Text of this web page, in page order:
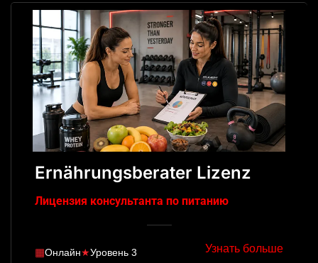
Ernährungsberater Lizenz
Лицензия консультанта по питанию
▦Онлайн★Уровень 3 Узнать больше